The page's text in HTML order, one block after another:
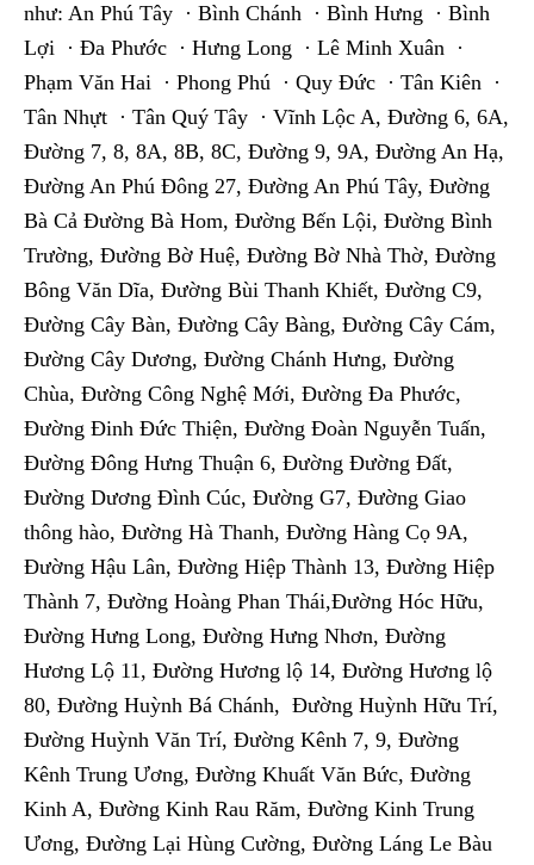
như: An Phú Tây · Bình Chánh · Bình Hưng · Bình
Lợi · Đa Phước · Hưng Long · Lê Minh Xuân ·
Phạm Văn Hai · Phong Phú · Quy Đức · Tân Kiên ·
Tân Nhựt · Tân Quý Tây · Vĩnh Lộc A, Đường 6, 6A,
Đường 7, 8, 8A, 8B, 8C, Đường 9, 9A, Đường An Hạ,
Đường An Phú Đông 27, Đường An Phú Tây, Đường
Bà Cả Đường Bà Hom, Đường Bến Lội, Đường Bình
Trường, Đường Bờ Huệ, Đường Bờ Nhà Thờ, Đường
Bông Văn Dĩa, Đường Bùi Thanh Khiết, Đường C9,
Đường Cây Bàn, Đường Cây Bàng, Đường Cây Cám,
Đường Cây Dương, Đường Chánh Hưng, Đường
Chùa, Đường Công Nghệ Mới, Đường Đa Phước,
Đường Đinh Đức Thiện, Đường Đoàn Nguyễn Tuấn,
Đường Đông Hưng Thuận 6, Đường Đường Đất,
Đường Dương Đình Cúc, Đường G7, Đường Giao
thông hào, Đường Hà Thanh, Đường Hàng Cọ 9A,
Đường Hậu Lân, Đường Hiệp Thành 13, Đường Hiệp
Thành 7, Đường Hoàng Phan Thái,Đường Hóc Hữu,
Đường Hưng Long, Đường Hưng Nhơn, Đường
Hương Lộ 11, Đường Hương lộ 14, Đường Hương lộ
80, Đường Huỳnh Bá Chánh, Đường Huỳnh Hữu Trí,
Đường Huỳnh Văn Trí, Đường Kênh 7, 9, Đường
Kênh Trung Ương, Đường Khuất Văn Bức, Đường
Kinh A, Đường Kinh Rau Răm, Đường Kinh Trung
Ương, Đường Lại Hùng Cường, Đường Láng Le Bàu